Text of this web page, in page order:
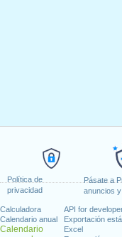
Política de
privacidad
Pásate a
anuncios
Calculadora
Calendario anual
Calendario
API for
Exportación
Excel